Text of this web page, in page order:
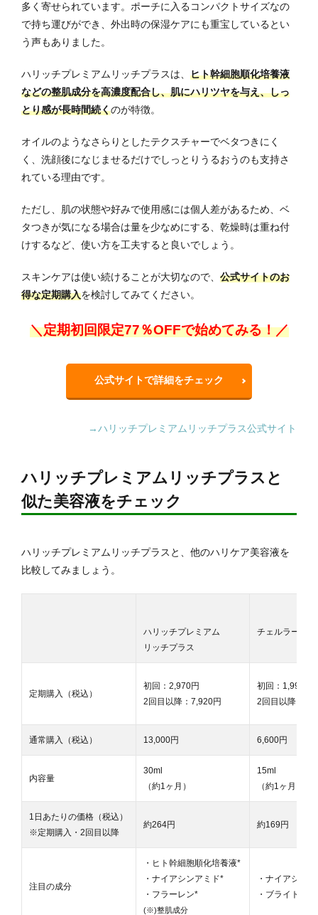
多く寄せられています。ポーチに入るコンパクトサイズなの
で持ち運びができ、外出時の保湿ケアにも重宝しているとい
う声もありました。
ハリッチプレミアムリッチプラスは、 ヒト幹細胞順化培養液
などの整肌成分を高濃度配合し、肌にハリツヤを与え、しっ
とり感が長時間続くのが特徴。
オイルのようなさらりとしたテクスチャーでベタつきにく
く、洗顔後になじませるだけでしっとりうるおうのも支持さ
れている理由です。
ただし、肌の状態や好みで使用感には個人差があるため、ベ
タつきが気になる場合は量を少なめにする、乾燥時は重ね付
けするなど、使い方を工夫すると良いでしょう。
スキンケアは使い続けることが大切なので、 公式サイトのお
得な定期購入を検討してみてください。
＼定期初回限定77％OFFで始めてみる！／
公式サイトで詳細をチェック
→ハリッチプレミアムリッチプラス公式サイト
ハリッチプレミアムリッチプラスと
似た美容液をチェック
ハリッチプレミアムリッチプラスと、他のハリケア美容液を
比較してみましょう。
ハリッチプレミアム
リッチプラス
チェルラーブ
定期購入（税込）
初回：2,970円
2回目以降：7,920円
初回：1,996円
2回目以降：
通常購入（税込） 13,000円 6,600円
内容量
30ml
（約1ヶ月）
15ml
（約1ヶ月）
1日あたりの価格（税込）
※定期購入・2回目以降
約264円 約169円
注目の成分
・ヒト幹細胞順化培養液*
・ナイアシンアミド*
・フラーレン*
(※)整肌成分
・ナイアシン
・ブライト卵